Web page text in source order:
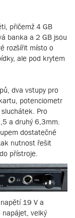
přičemž 4 GB
banka a 2 GB jsou
rozšířit místo o
ale pod krytem
dva vstupy pro
potenciometr
Pro
a druhý 6,3mm.
dostatečné
nutnost řešit
přístroje.
19 V a
napájet, velký